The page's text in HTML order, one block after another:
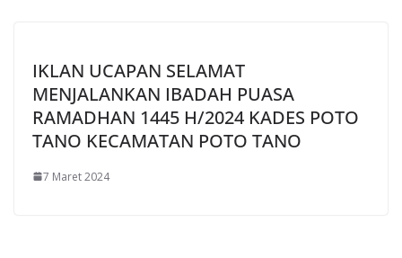
IKLAN UCAPAN SELAMAT
MENJALANKAN IBADAH PUASA
RAMADHAN 1445 H/2024 KADES POTO
TANO KECAMATAN POTO TANO
7 Maret 2024